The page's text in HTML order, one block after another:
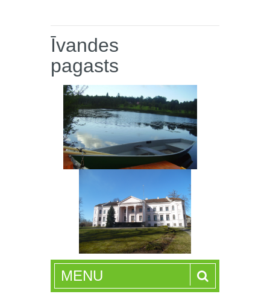
Īvandes
pagasts
MENU